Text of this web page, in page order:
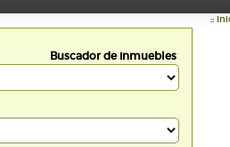
Buscador de inmuebles
::